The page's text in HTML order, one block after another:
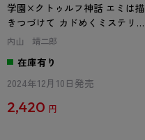
学園×クトゥルフ神話 エミは描
きつづけて カドめくミステリ
ー
内山 靖二郎
在庫有り
2024年12月10日発売
2,420 円